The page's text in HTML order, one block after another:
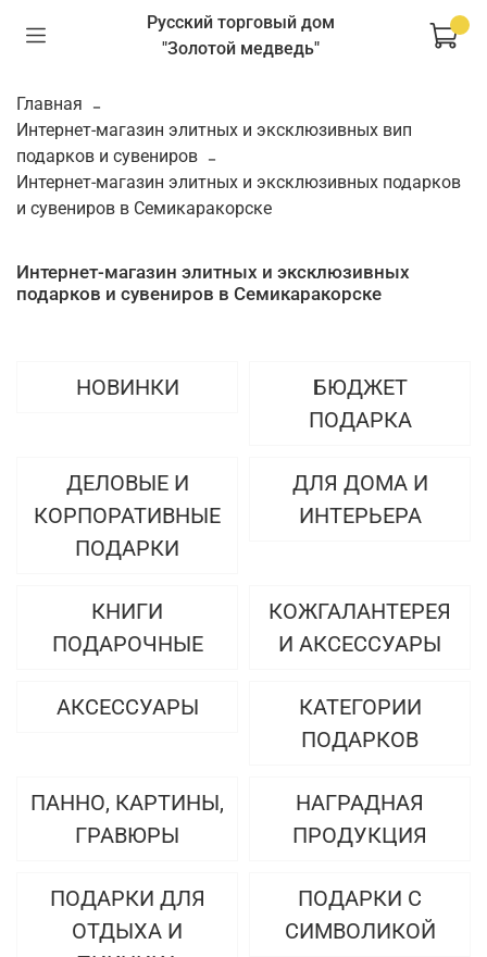
Русский торговый дом
"Золотой медведь"
Главная
Интернет-магазин элитных и эксклюзивных вип
подарков и сувениров
Интернет-магазин элитных и эксклюзивных подарков
и сувениров в Семикаракорске
Интернет-магазин элитных и эксклюзивных
подарков и сувениров в Семикаракорске
НОВИНКИ
БЮДЖЕТ
ПОДАРКА
ДЕЛОВЫЕ И
КОРПОРАТИВНЫЕ
ПОДАРКИ
ДЛЯ ДОМА И
ИНТЕРЬЕРА
КНИГИ
ПОДАРОЧНЫЕ
КОЖГАЛАНТЕРЕЯ
И АКСЕССУАРЫ
АКСЕССУАРЫ
КАТЕГОРИИ
ПОДАРКОВ
ПАННО, КАРТИНЫ,
ГРАВЮРЫ
НАГРАДНАЯ
ПРОДУКЦИЯ
ПОДАРКИ ДЛЯ
ОТДЫХА И
ПОДАРКИ С
СИМВОЛИКОЙ